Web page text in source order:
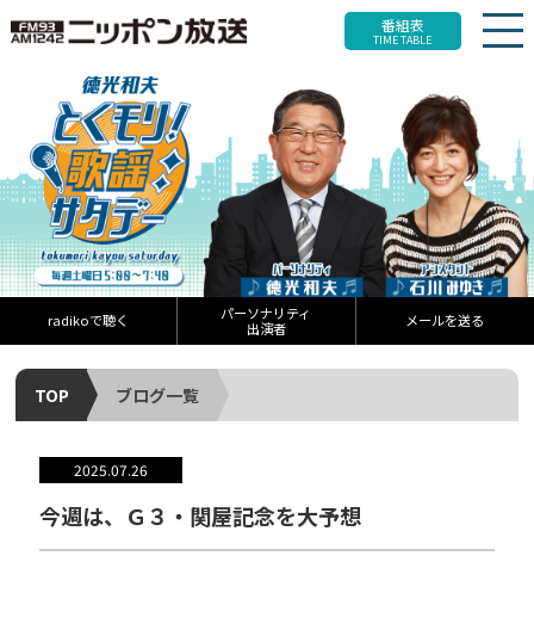
番組表
TIME TABLE
radikoで聴く
パーソナリティ
出演者
メールを送る
TOP ブログ一覧
2025.07.26
今週は、Ｇ３・関屋記念を大予想